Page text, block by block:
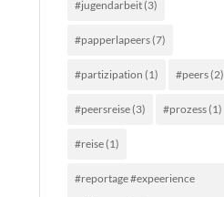
#jugendarbeit(3)
#papperlapeers(7)
#partizipation (1) #peers(2)
#peersreise(3) #prozess(1)
#reise(1)
#reportage #expeerience